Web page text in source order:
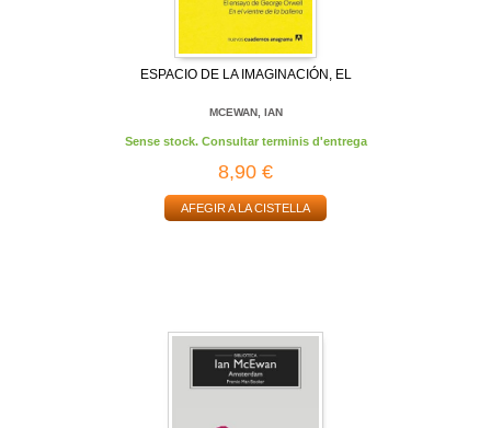
ESPACIO DE LA IMAGINACIÓN, EL
MCEWAN, IAN
Sense stock. Consultar terminis d'entrega
8,90 €
AFEGIR A LA CISTELLA